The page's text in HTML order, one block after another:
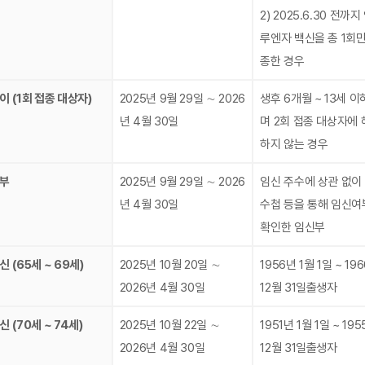
2) 2025.6.30 전까지
루엔자 백신을 총 1회
종한 경우
(1회 접종 대상자)
2025년 9월 29일 ∼ 2026
년 4월 30일
생후 6개월 ~ 13세 이
며 2회 접종 대상자에
하지 않는 경우
2025년 9월 29일 ∼ 2026
년 4월 30일
임신 주수에 상관 없이
수첩 등을 통해 임신여
확인한 임신부
(65세 ~ 69세)
2025년 10월 20일 ∼
2026년 4월 30일
1956년 1월 1일 ~
12월 31일출생자
(70세 ~ 74세)
2025년 10월 22일 ∼
2026년 4월 30일
1951년 1월 1일 ~
12월 31일출생자